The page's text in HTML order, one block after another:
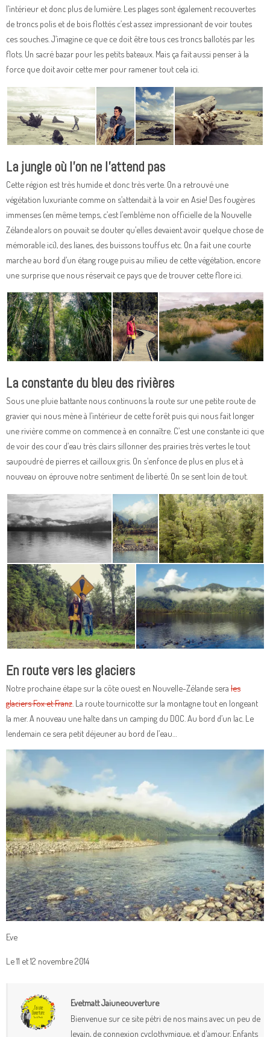
l’intérieur et donc plus de lumière. Les plages sont également recouvertes
de troncs polis et de bois flottés c’est assez impressionant de voir toutes
ces souches. J’imagine ce que ce doit être tous ces troncs ballotés par les
flots. Un sacré bazar pour les petits bateaux. Mais ça fait aussi penser à la
force que doit avoir cette mer pour ramener tout cela ici.
La jungle où l’on ne l’attend pas
Cette région est très humide et donc très verte. On a retrouvé une
végétation luxuriante comme on s’attendait à la voir en Asie! Des fougères
immenses (en même temps, c’est l’emblème non officielle de la Nouvelle
Zélande alors on pouvait se douter qu’elles devaient avoir quelque chose de
mémorable ici), des lianes, des buissons touffus etc. On a fait une courte
marche au bord d’un étang rouge puis au milieu de cette végétation, encore
une surprise que nous réservait ce pays que de trouver cette flore ici.
La constante du bleu des rivières
Sous une pluie battante nous continuons la route sur une petite route de
gravier qui nous mène à l’intérieur de cette forêt puis qui nous fait longer
une rivière comme on commence à en connaître. C’est une constante ici que
de voir des cour d’eau très clairs sillonner des prairies très vertes le tout
saupoudré de pierres et cailloux gris. On s’enfonce de plus en plus et à
nouveau on éprouve notre sentiment de liberté. On se sent loin de tout.
En route vers les glaciers
Notre prochaine étape sur la côte ouest en Nouvelle-Zélande sera les
glaciers Fox et Franz . La route tournicotte sur la montagne tout en longeant
la mer. A nouveau une halte dans un camping du DOC. Au bord d’un lac. Le
lendemain ce sera petit déjeuner au bord de l’eau…
Eve
Le 11 et 12 novembre 2014
Evetmatt Jaiuneouverture
Bienvenue sur ce site pétri de nos mains avec un peu de
levain, de connexion cyclothymique, et d'amour. Enfants